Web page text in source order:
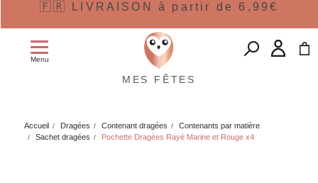
🇫🇷 LIVRAISON à partir de 6,99€
Menu
MES FÊTES
Accueil Dragées Contenant dragées
Contenants par matière
Sachet dragées
Pochette Dragées Rayé Marine et Rouge x4